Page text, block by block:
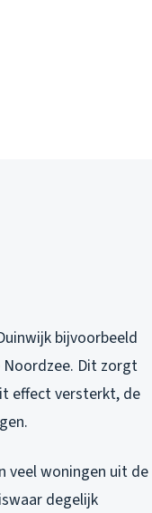
bijvoorbeeld
Dit zorgt
effect versterkt, de
veel woningen uit de
degelijk